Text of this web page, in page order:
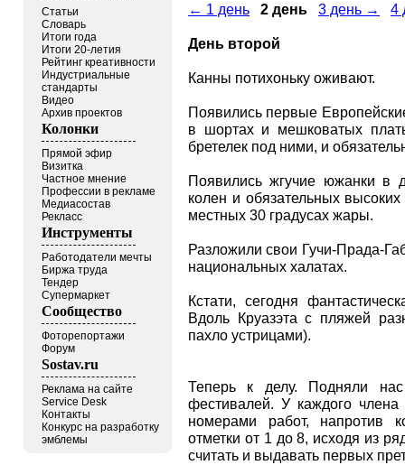
Статьи
Словарь
Итоги года
Итоги 20-летия
Рейтинг креативности
Индустриальные
стандарты
Видео
Архив проектов
Колонки
Прямой эфир
Визитка
Частное мнение
Профессии в рекламе
Медиасостав
Рекласс
Инструменты
Работодатели мечты
Биржа труда
Тендер
Супермаркет
Сообщество
Фоторепортажи
Форум
Sostav.ru
Реклама на сайте
Service Desk
Контакты
Конкурс на разработку
эмблемы
← 1 день 2 день 3 день → 4
День второй
Канны потихоньку оживают.
Появились первые
в шортах и мешковатых
бретелек под ними, и
Появились жгучие южанки в
колен и обязательных
местных 30 градусах жары.
Разложили свои Гучи-Прада-
национальных халатах.
Кстати, сегодня
Вдоль Круазэта с пляжей
пахло устрицами).
Теперь к делу. Подняли
фестивалей. У каждого
номерами работ, напротив
отметки от 1 до 8, исходя из
считать и выдавать первых